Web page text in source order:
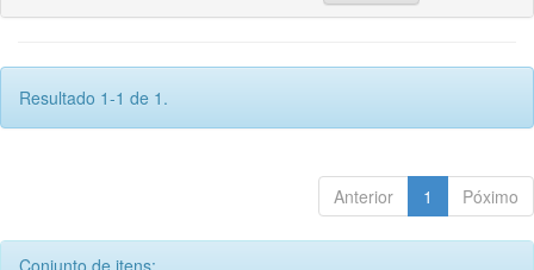
Resultado 1-1 de 1.
Anterior 1 Póximo
Conjunto de itens: